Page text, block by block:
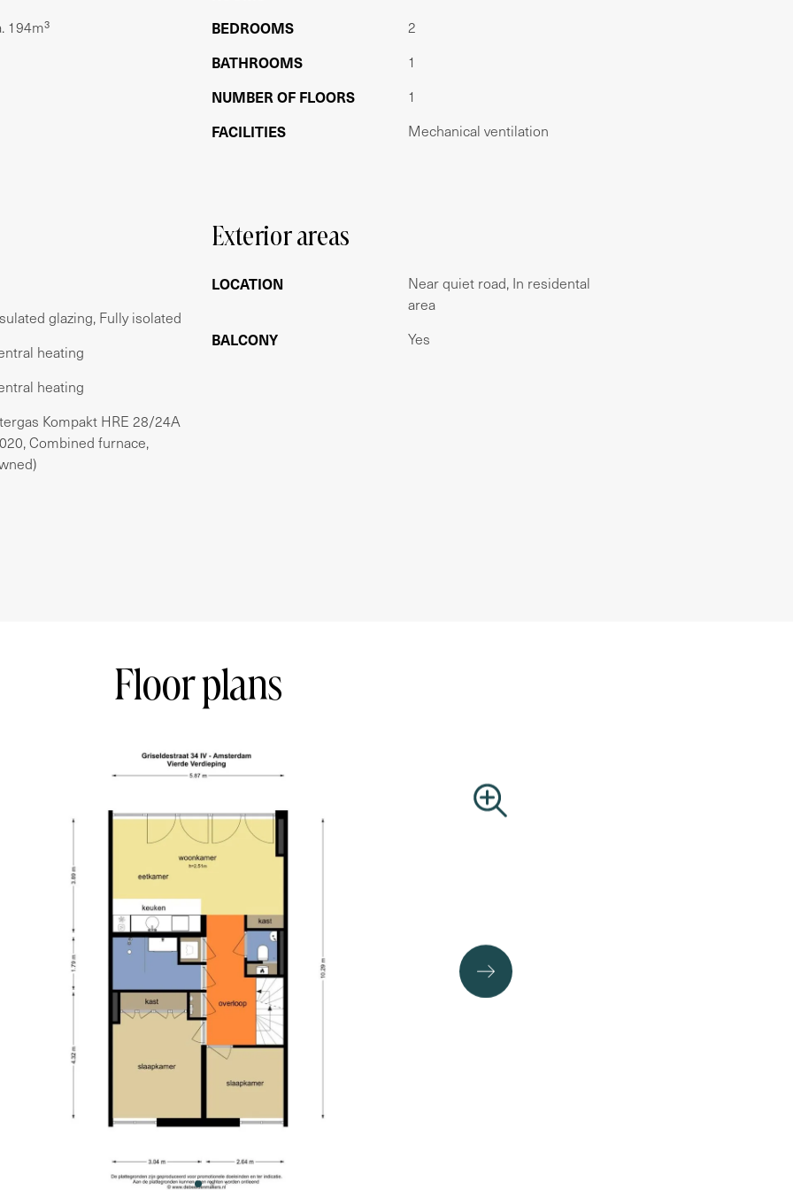
van de Gemeente Amsterdam. De
eeuwigdurend vastgeklikt en zal de
beheer
views over the city! Located in a
from the heart of Amsterdam.
can be entered through the private
stairs lead to the fourth floor.
open kitchen equipped with induction hob,
freezer). Through the three French balcony
the hallway you can access the 2
has a walk-in shower, sink and towel
washer / dryer connections, separate toilet
The Erasmus Park regularly hosts theater
and the Sloterplas are also
in the vicinity of the house such
194m³ BEDROOMS 2
BATHROOMS 1
NUMBER OF FLOORS 1
FACILITIES Mechanical ventilation
glazing, Fully isolated
heating
heating
Kompakt HRE 28/24A
Combined furnace,
Exterior areas
LOCATION
Near quiet road, In residental
area
BALCONY Yes
Floor plans